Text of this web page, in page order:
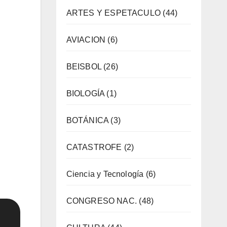
ARTES Y ESPETACULO (44)
AVIACION (6)
BEISBOL(26)
BIOLOGÍA (1)
BOTÁNICA (3)
CATASTROFE (2)
Ciencia y Tecnología (6)
CONGRESO NAC. (48)